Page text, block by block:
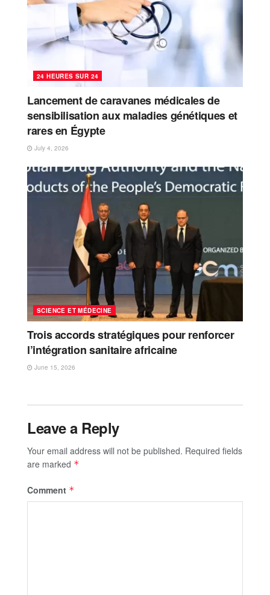
24 HEURES SUR 24
Lancement de caravanes médicales de
sensibilisation aux maladies génétiques et
rares en Égypte
July 4, 2026
SCIENCE ET MÉDECINE
Trois accords stratégiques pour renforcer
l’intégration sanitaire africaine
June 15, 2026
Leave a Reply
Your email address will not be published. Required fields
are marked *
Comment *